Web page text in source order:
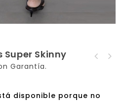
Super Skinny
Garantía.
disponible porque no